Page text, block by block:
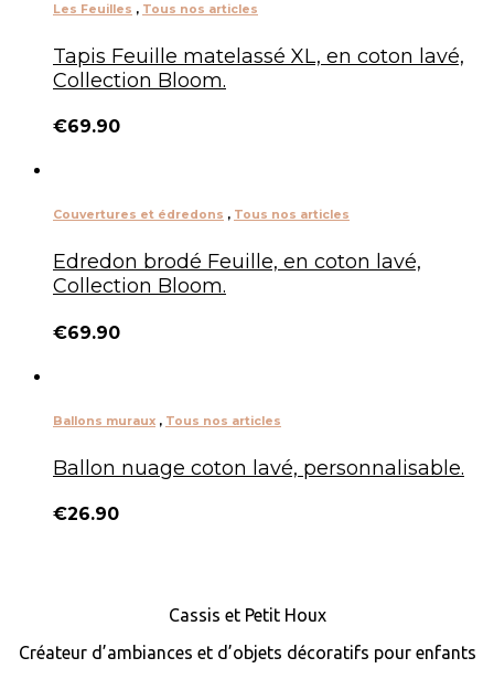
Les Feuilles , Tous nos articles
Tapis Feuille matelassé XL, en coton lavé,
Collection Bloom.
€69.90
Couvertures et édredons , Tous nos articles
Edredon brodé Feuille, en coton lavé,
Collection Bloom.
€69.90
Ballons muraux , Tous nos articles
Ballon nuage coton lavé, personnalisable.
€26.90
Cassis et Petit Houx
Créateur d’ambiances et d’objets décoratifs pour enfants